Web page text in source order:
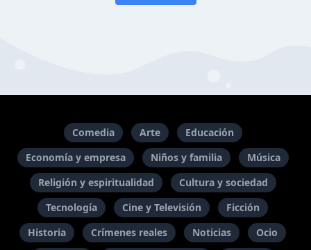
Comedia Arte
Educación
Economía y empresa
Niños y familia
Música
Religión y espiritualidad
Cultura y sociedad
Tecnología
Cine y Televisión
Ficción
Historia
Crímenes reales Noticias Ocio